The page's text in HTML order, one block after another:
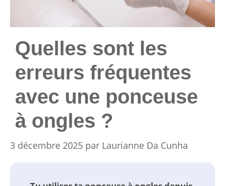
Quelles sont les
erreurs fréquentes
avec une ponceuse
à ongles ?
3 décembre 2025 par Laurianne Da Cunha